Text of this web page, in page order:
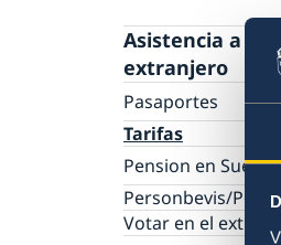
Asistencia a
extranjero
Pasaportes
Renovación de
de edad en
Solicitud del
menores de edad
Pasaporte
Tarifas
Pension en Suecia
Fe de Vida
PENSION
Personbevis/
Votar en el